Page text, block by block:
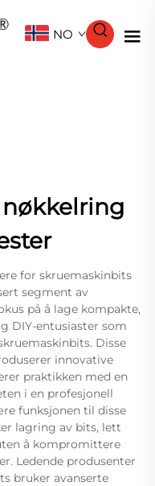
NO
for skruemaskinbits
segment av
på å lage kompakte,
DIY-entusiaster som
Disse
innovative
praktikken med en
i en profesjonell
funksjonen til disse
lagring av bits, lett
å kompromittere
Ledende produsenter
bruker avanserte